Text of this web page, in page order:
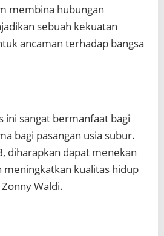
membina hubungan
sebuah kekuatan
ancaman terhadap bangsa
ini sangat bermanfaat bagi
bagi pasangan usia subur.
diharapkan dapat menekan
meningkatkan kualitas hidup
Waldi.